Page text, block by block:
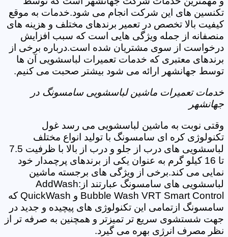
تکنسین های این شرکت انجام می شود.خدمات به موقع
کیفیت بالا تخصص در تعمیر برندهای مختلف و هزینه های
منصفانه از جمله ویژگی هایی است که سبب افزایش
درخواست از سوی مشتریان شده است.درباره برخی از
برندهای معتبری که خدمات تعمیرات لباسشویی آن ها
توسط جهانشهر ارائه می شود بیشتر صحبت می کنیم.
خدمات تعمیرات ماشین لباسشویی سامسونگ در
جهانشهر
وقتی نوبت به ماشین لباسشویی می رسد غول
تکنولوژی کره ای سامسونگ با تولید انواع مختلف
لباسشویی های درب از جلو و درب از بالا با ظرفیت 7.5
تا 16 کیلو گرم به عنوان یکی از برندهای پرچمدار خود
نمایی می کند.برخی از ویژگی های برجسته ماشین
لباسشویی های سامسونگ عبارتند از:AddWash
Bubble Wash VRT Smart Control و QuickWash که
سامسونگ ازتمامی این تکنولوژی های پیچیده و جدید در
جهت شستشوی سریع تر تمیزتر و همچنین به صرفه تر از
نظر مصرف انرژی بهره می گیرد.